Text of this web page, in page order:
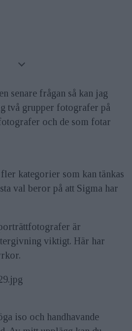
senare frågan så kan jag
två grupper fotografer på
och de som fotar
kategorier som kan tänkas
val beror på att Sigma har
är
viktigt. Här har
iso och handhavande